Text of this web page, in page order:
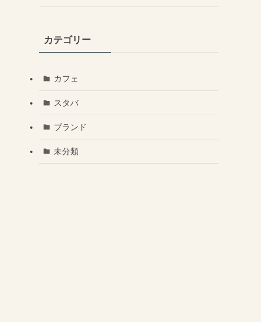
カテゴリー
カフェ
スタバ
ブランド
未分類